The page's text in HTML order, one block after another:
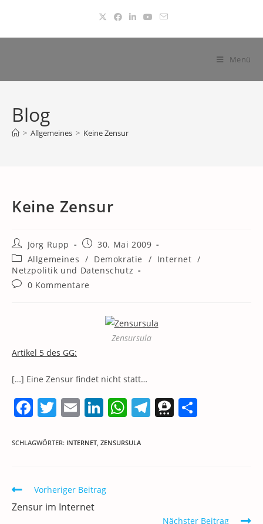
springen
Menü
Blog
> Allgemeines > Keine Zensur
Keine Zensur
Beitrags-
Autor:
Jörg Rupp
Beitrag
veröffentlicht:
30. Mai 2009
Beitrags-
Kategorie:
Allgemeines / Demokratie / Internet /
Netzpolitik und Datenschutz
Beitrags-
0 Kommentare
Zensursula
Artikel 5 des GG:
[…] Eine Zensur findet nicht statt…
F
c
b
o
T
itt
E
ai
Li
k
dI
n
W
at
T T
SCHLAGWÖRTER: INTERNET ZENSURSULA
Weitere
ansehen
Vorheriger Beitrag
Zensur im Internet
Nächster Beitrag